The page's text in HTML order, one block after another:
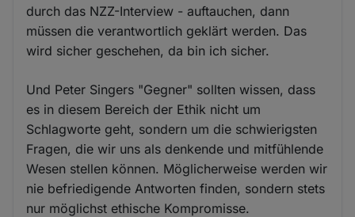
durch das NZZ-Interview - auftauchen, dann
müssen die verantwortlich geklärt werden. Das
wird sicher geschehen, da bin ich sicher.
Und Peter Singers "Gegner" sollten wissen, dass
es in diesem Bereich der Ethik nicht um
Schlagworte geht, sondern um die schwierigsten
Fragen, die wir uns als denkende und mitfühlende
Wesen stellen können. Möglicherweise werden wir
nie befriedigende Antworten finden, sondern stets
nur möglichst ethische Kompromisse.